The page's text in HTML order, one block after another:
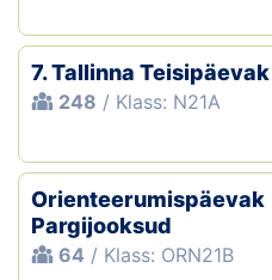
7. Tallinna Teisipäevak
248 / Klass: N21A
Orienteerumispäevak
Pargijooksud
64 / Klass: ORN21B